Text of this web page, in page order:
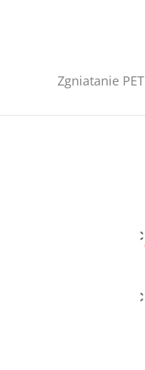
Zgniatanie PET